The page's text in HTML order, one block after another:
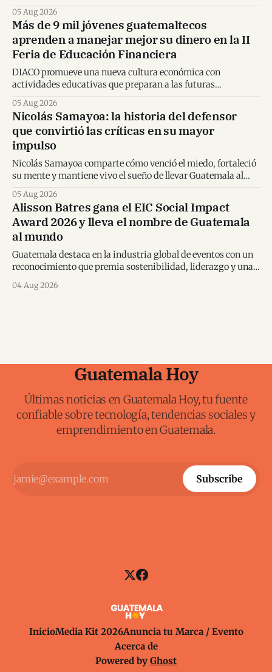
05 Aug 2026
Más de 9 mil jóvenes guatemaltecos
aprenden a manejar mejor su dinero en la II
Feria de Educación Financiera
DIACO promueve una nueva cultura económica con
actividades educativas que preparan a las futuras
05 Aug 2026
Nicolás Samayoa: la historia del defensor
que convirtió las críticas en su mayor
impulso
Nicolás Samayoa comparte cómo venció el miedo, fortaleció
su mente y mantiene vivo el sueño de llevar Guatemala al
05 Aug 2026
Alisson Batres gana el EIC Social Impact
Award 2026 y lleva el nombre de Guatemala
al mundo
Guatemala destaca en la industria global de eventos con un
reconocimiento que premia sostenibilidad, liderazgo y una
04 Aug 2026
Guatemala Hoy
Últimas noticias en Guatemala Hoy, tu fuente
confiable sobre tecnología, tendencias sociales y
emprendimiento en Guatemala.
Subscribe
InicioMedia Kit 2026Anuncia tu Marca / Evento
Acerca de
Powered by Ghost